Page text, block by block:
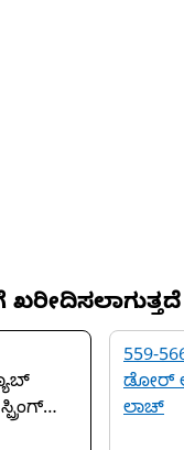
ಖರೀದಿಸಲಾಗುತ್ತದೆ
559-
ಡೋರ್
ಲಾಚ್